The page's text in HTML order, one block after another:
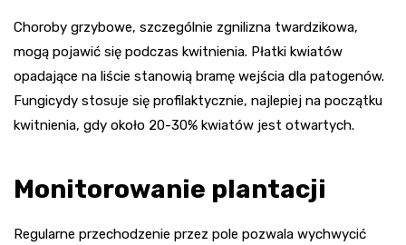
Choroby grzybowe, szczególnie zgnilizna twardzikowa,
mogą pojawić się podczas kwitnienia. Płatki kwiatów
opadające na liście stanowią bramę wejścia dla patogenów.
Fungicydy stosuje się profilaktycznie, najlepiej na początku
kwitnienia, gdy około 20-30% kwiatów jest otwartych.
Monitorowanie plantacji
Regularne przechodzenie przez pole pozwala wychwycić